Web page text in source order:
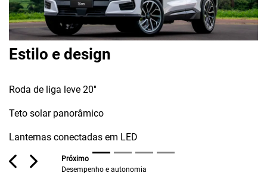
e design
de liga leve 20''
solar panorâmico
conectadas em LED
Previous
Next